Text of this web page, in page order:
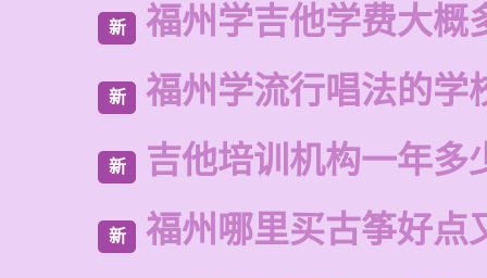
新 福州学吉他学费大概
新 福州学流行唱法的学
新 吉他培训机构一年多
新 福州哪里买古筝好点